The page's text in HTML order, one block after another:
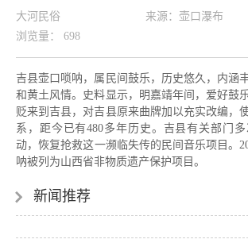
大河民俗 来源： 壶口瀑布
浏览量 ： 698
吉县壶口唢呐，属民间鼓乐，历史悠久，内涵
和黄土风情。史料显示，明嘉靖年间，爱好鼓
贬来到吉县，对吉县原来曲牌加以充实改编，
系，距今已有480多年历史。吉县有关部门
动，恢复抢救这一濒临失传的民间音乐项目。
呐被列为山西省非物质遗产保护项目。
新闻推荐